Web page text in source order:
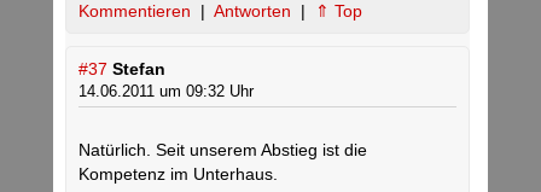
Kommentieren | Antworten | ⇑ Top
#37 Stefan
14.06.2011 um 09:32 Uhr
Natürlich. Seit unserem Abstieg ist die
Kompetenz im Unterhaus.